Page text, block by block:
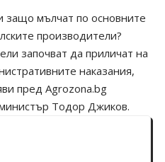
защо мълчат по основните
производители?
започват да приличат на
наказания,
пред Agrozona.bg
Тодор Джиков.